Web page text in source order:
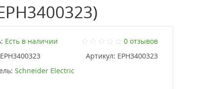
Есть в наличии
0 отзывов
EPH3400323
Артикул: EPH3400323
Schneider Electric